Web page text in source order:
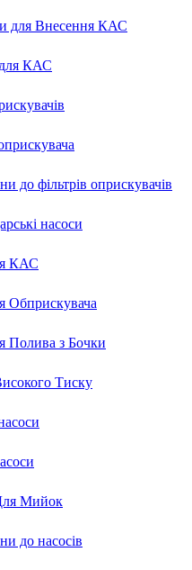
для Внесення КАС
КАС
до фільтрів оприскувачів
насоси
КАС
Обприскувача
Полива з Бочки
Тиску
Мийок
до насосів